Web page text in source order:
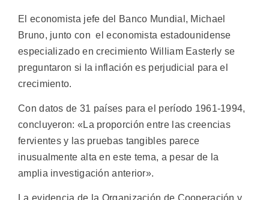
El economista jefe del Banco Mundial, Michael
Bruno, junto con el economista estadounidense
especializado en crecimiento William Easterly se
preguntaron si la inflación es perjudicial para el
crecimiento.
Con datos de 31 países para el período 1961-1994,
concluyeron: «La proporción entre las creencias
fervientes y las pruebas tangibles parece
inusualmente alta en este tema, a pesar de la
amplia investigación anterior».